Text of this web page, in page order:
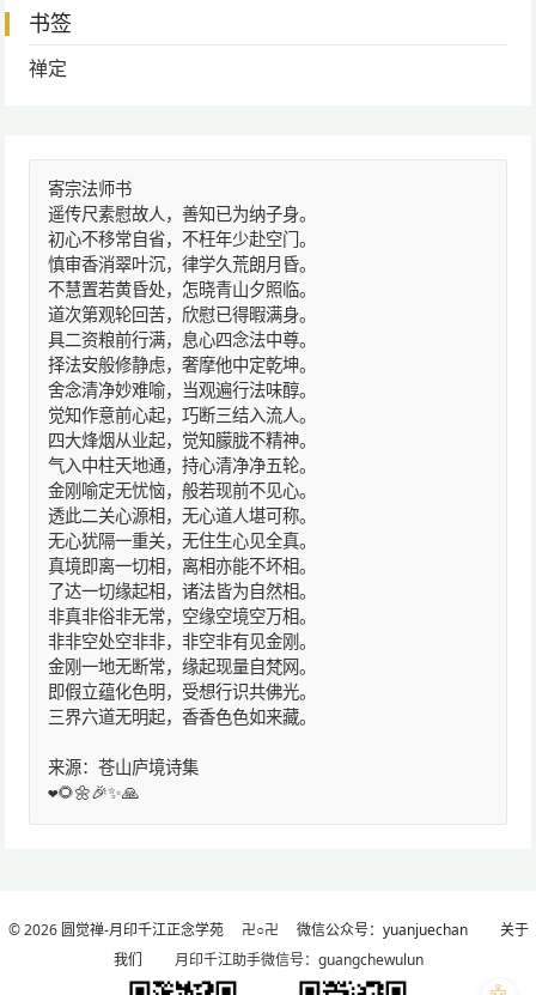
书签
禅定
寄宗法师书
遥传尺素慰故人，善知已为纳子身。
初心不移常自省，不枉年少赴空门。
慎审香消翠叶沉，律学久荒朗月昏。
不慧置若黄昏处，怎晓青山夕照临。
道次第观轮回苦，欣慰已得暇满身。
具二资粮前行满，息心四念法中尊。
择法安般修静虑，奢摩他中定乾坤。
舍念清净妙难喻，当观遍行法味醇。
觉知作意前心起，巧断三结入流人。
四大烽烟从业起，觉知朦胧不精神。
气入中柱天地通，持心清净净五轮。
金刚喻定无忧恼，般若现前不见心。
透此二关心源相，无心道人堪可称。
无心犹隔一重关，无住生心见全真。
真境即离一切相，离相亦能不坏相。
了达一切缘起相，诸法皆为自然相。
非真非俗非无常，空缘空境空万相。
非非空处空非非，非空非有见金刚。
金刚一地无断常，缘起现量自梵网。
即假立蕴化色明，受想行识共佛光。
三界六道无明起，香香色色如来藏。
来源：苍山庐境诗集
❤️🌻🌼🎉✨🙏
© 2026 圆觉禅-月印千江正念学苑卍○卍 微信公众号：yuanjuechan
关于
我们 月印千江助手微信号：guangchewulun